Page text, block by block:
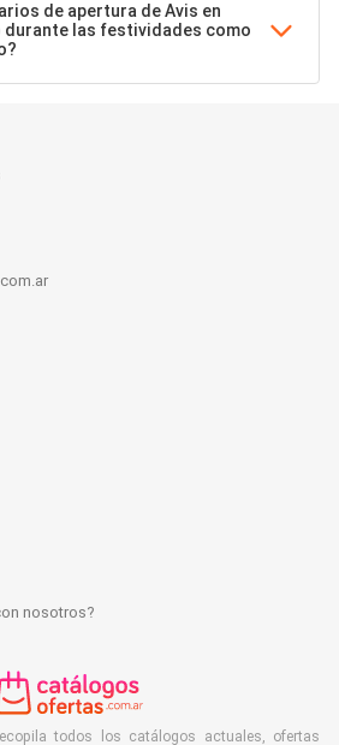
de apertura de Avis en
durante las festividades como
nosotros?
todos los catálogos actuales, ofertas